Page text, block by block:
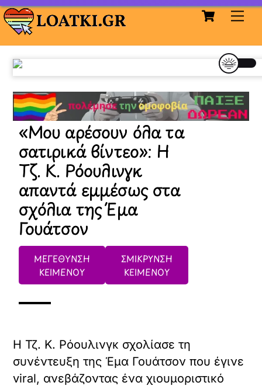
Skip
to
content
Cart
«Μου αρέσουν όλα τα
σατιρικά βίντεο»: Η
Τζ. Κ. Ρόουλινγκ
απαντά εμμέσως στα
σχόλια της Έμα
Γουάτσον
ΜΕΓΕΘΥΝΣΗ
ΚΕΙΜΕΝΟΥ
ΣΜΙΚΡΥΝΣΗ
ΚΕΙΜΕΝΟΥ
Η Τζ. Κ. Ρόουλινγκ σχολίασε τη
συνέντευξη της Έμα Γουάτσον που έγινε
viral, ανεβάζοντας ένα χιουμοριστικό